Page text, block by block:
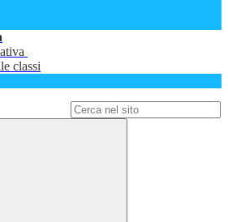
classi